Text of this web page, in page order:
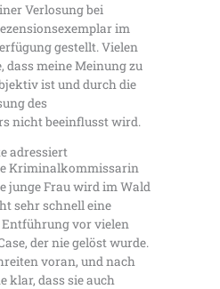
Verlosung bei
im
gestellt. Vielen
dass meine Meinung zu
ist und durch die
des
nicht beeinflusst wird.
adressiert
Kriminalkommissarin
junge Frau wird im Wald
sehr schnell eine
vor vielen
der nie gelöst wurde.
voran, und nach
klar, dass sie auch